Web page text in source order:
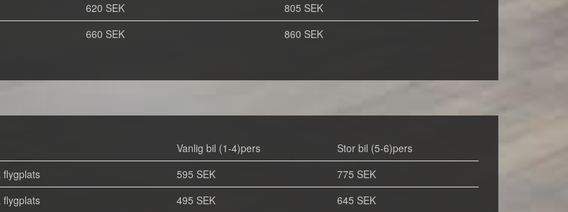
620 SEK
805 SEK
660 SEK 860 SEK
Vanlig bil (1-4)pers
Stor bil (5-6)pers
flygplats 595 SEK
775 SEK
flygplats 495 SEK
645 SEK